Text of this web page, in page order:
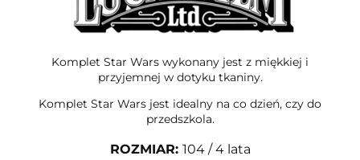
Komplet Star Wars wykonany jest z miękkiej i
przyjemnej w dotyku tkaniny.
Komplet Star Wars jest idealny na co dzień, czy do
przedszkola.
ROZMIAR: 104 / 4 lata